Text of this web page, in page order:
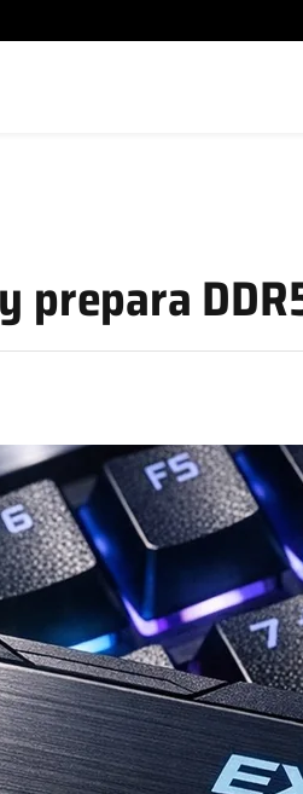
prepara